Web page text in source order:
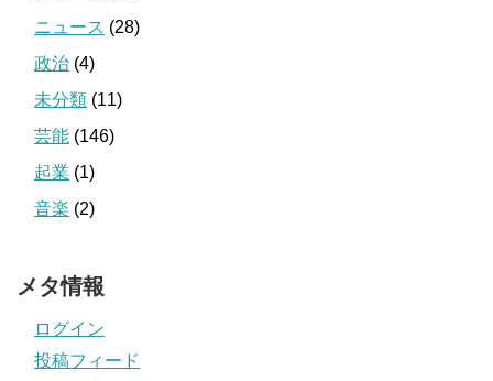
ニュース (28)
政治 (4)
未分類 (11)
芸能 (146)
起業 (1)
音楽 (2)
メタ情報
ログイン
投稿フィード